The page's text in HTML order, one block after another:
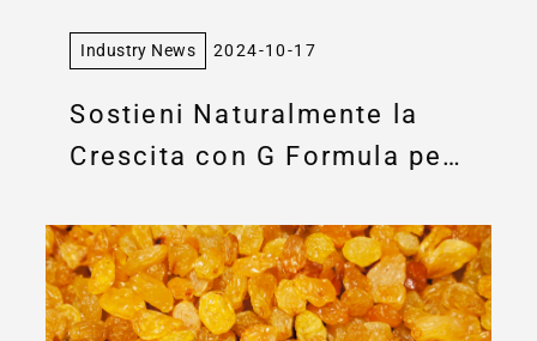
Industry News 2024-10-17
Sostieni Naturalmente la
Crescita con G Formula per